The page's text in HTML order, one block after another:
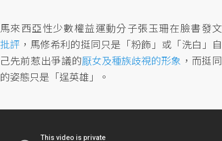
馬來西亞性少數權益運動分子張玉珊在臉書發文
批評 ，馬修希利的挺同只是「粉飾」或「洗白」自
己先前惹出爭議的厭女及種族歧視的形象 ，而挺同
的姿態只是「逞英雄」。